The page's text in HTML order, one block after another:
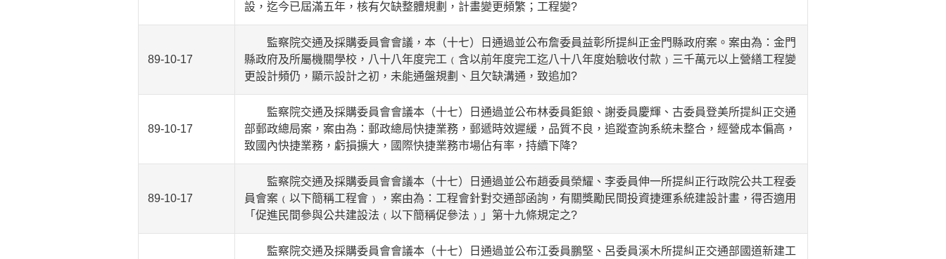
設，迄今已屆滿五年，核有欠缺整體規劃，計畫變更頻繁；工程變?
89-10-17
監察院交通及採購委員會會議，本（十七）日通過並公布詹委員益彰所提糾正金門縣政府案。案由為：金門
縣政府及所屬機關學校，八十八年度完工﹙含以前年度完工迄八十八年度始驗收付款﹚三千萬元以上營繕工程變
更設計頻仍，顯示設計之初，未能通盤規劃、且欠缺溝通，致追加?
89-10-17
監察院交通及採購委員會會議本（十七）日通過並公布林委員鉅鋃、謝委員慶輝、古委員登美所提糾正交通
部郵政總局案，案由為：郵政總局快捷業務，郵遞時效遲緩，品質不良，追蹤查詢系統未整合，經營成本偏高，
致國內快捷業務，虧損擴大，國際快捷業務市場佔有率，持續下降?
89-10-17
監察院交通及採購委員會會議本（十七）日通過並公布趙委員榮耀、李委員伸一所提糾正行政院公共工程委
員會案﹙以下簡稱工程會﹚，案由為：工程會針對交通部函詢，有關獎勵民間投資捷運系統建設計畫，得否適用
「促進民間參與公共建設法﹙以下簡稱促參法﹚」第十九條規定之?
監察院交通及採購委員會會議本（十七）日通過並公布江委員鵬堅、呂委員溪木所提糾正交通部國道新建工